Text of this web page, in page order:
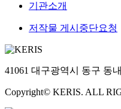
기관소개
저작물 게시중단요청
41061 대구광역시 동구 동
Copyright© KERIS. ALL